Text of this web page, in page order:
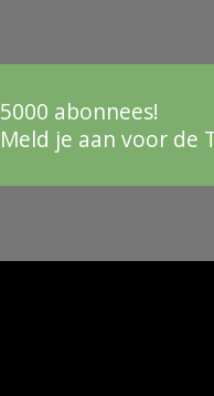
5000 abonnees!
Meld je aan voor de